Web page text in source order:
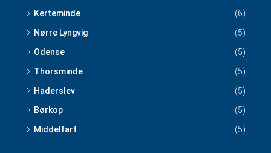
Kerteminde
(6)
Nørre Lyngvig
(5)
Odense
(5)
Thorsminde
(5)
Haderslev
(5)
Børkop
(5)
Middelfart
(5)